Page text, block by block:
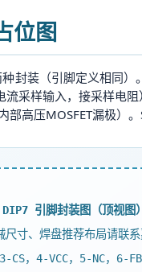
位图
封装（引脚定义相同
流采样输入，接采样电
内部高压MOSFET漏极
引脚封装图（顶视图
寸、焊盘推荐布局请联系
CS，4-VCC，5-NC，6-